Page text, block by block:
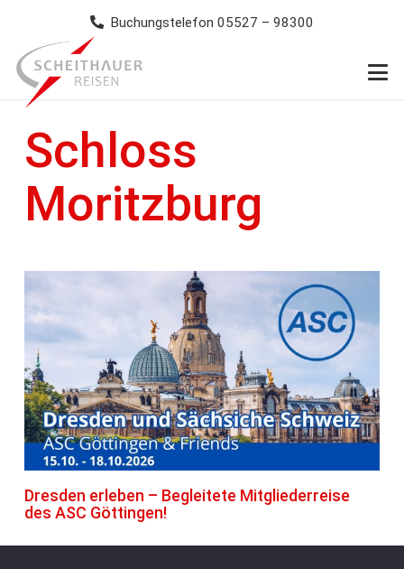
Buchungstelefon 05527 – 98300
Schloss
Moritzburg
Dresden erleben – Begleitete Mitgliederreise
des ASC Göttingen!